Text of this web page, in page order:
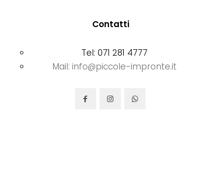
Contatti
Tel: 071 281 4777
Mail: info@piccole-impronte.it